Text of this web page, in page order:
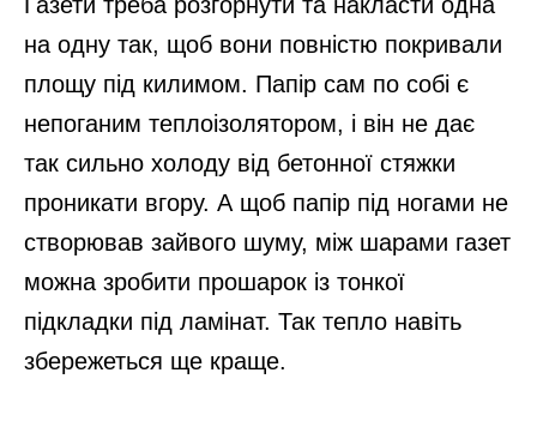
на одну так, щоб вони повністю покривали
площу під килимом. Папір сам по собі є
непоганим теплоізолятором, і він не дає
так сильно холоду від бетонної стяжки
проникати вгору. А щоб папір під ногами не
створював зайвого шуму, між шарами газет
можна зробити прошарок із тонкої
підкладки під ламінат. Так тепло навіть
збережеться ще краще.